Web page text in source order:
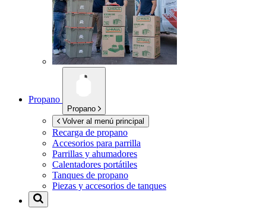
Propano
Propano
Volver al menú principal
Recarga de propano
Accesorios para parrilla
Parrillas y ahumadores
Calentadores portátiles
Tanques de propano
Piezas y accesorios de tanques